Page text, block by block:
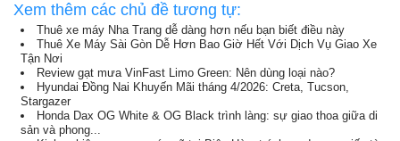
Xem thêm các chủ đề tương tự:
Thuê xe máy Nha Trang dễ dàng hơn nếu bạn biết điều này
Thuê Xe Máy Sài Gòn Dễ Hơn Bao Giờ Hết Với Dịch Vụ Giao Xe
Tận Nơi
Review gạt mưa VinFast Limo Green: Nên dùng loại nào?
Hyundai Đồng Nai Khuyến Mãi tháng 4/2026: Creta, Tucson,
Stargazer
Honda Dax OG White & OG Black trình làng: sự giao thoa giữa di
sản và phong...